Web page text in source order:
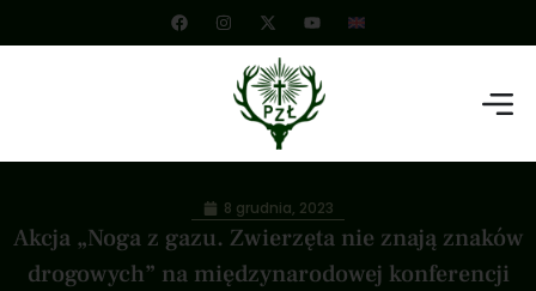
Akcja „Noga z gazu. Zwierzęta nie znają znaków
drogowych” na międzynarodowej konferencji
8 grudnia, 2023